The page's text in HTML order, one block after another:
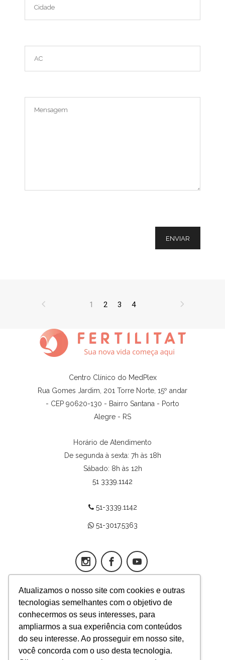
Atualizamos o nosso site com cookies e outras
tecnologias semelhantes com o objetivo de
conhecermos os seus interesses, para
ampliarmos a sua experiência com conteúdos
do seu interesse. Ao prosseguir em nosso site,
você concorda com o uso desta tecnologia.
1 2 3 4
Centro Clínico do MedPlex
Rua Gomes Jardim, 201 Torre Norte, 15º andar
- CEP 90620-130 - Bairro Santana - Porto
Alegre - RS
Horário de Atendimento
De segunda à sexta: 7h às 18h
Sábado: 8h às 12h
51 3339.1142
51-3339.1142
51-3017.5363
App Fertilitat
Responsável técnica médica
Mariangela Badalotti,